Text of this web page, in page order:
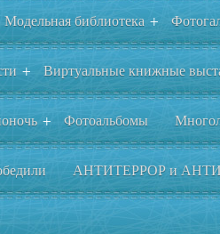
Модельная библиотека +
+ Виртуальные книжные
+ Фотоальбомы
АНТИТЕРРОР и